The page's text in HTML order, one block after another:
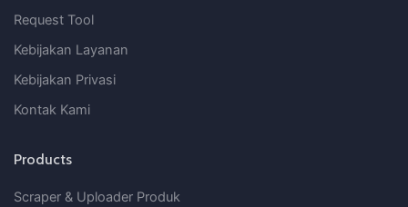
Request Tool
Kebijakan Layanan
Kebijakan Privasi
Kontak Kami
Products
Scraper & Uploader Produk